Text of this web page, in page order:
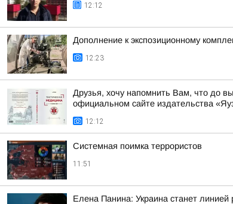
12:12
Дополнение к экспозиционному
12:23
Друзья, хочу напомнить Вам, что до
официальном сайте издательства
12:12
Системная поимка террористов
11:51
Елена Панина: Украина станет